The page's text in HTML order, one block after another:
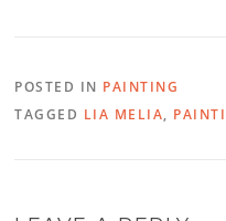
POSTED IN PAINTING
TAGGED LIA MELIA,